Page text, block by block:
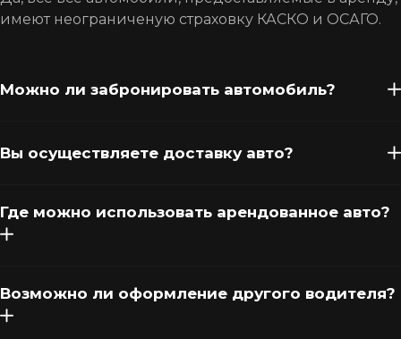
имеют неограниченую страховку КАСКО и ОСАГО.
Можно ли забронировать автомобиль?
Вы осуществляете доставку авто?
Где можно использовать арендованное авто?
Возможно ли оформление другого водителя?